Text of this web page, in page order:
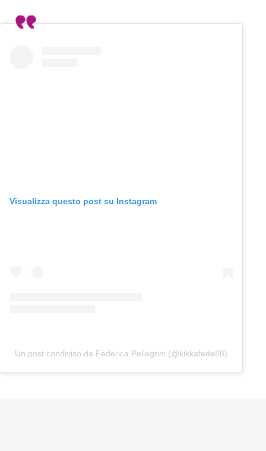
Visualizza questo post su Instagram
Un post condiviso da Federica Pellegrini (@kikkafede88)